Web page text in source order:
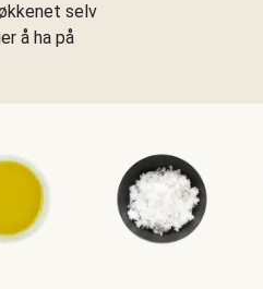
selv
å ha på